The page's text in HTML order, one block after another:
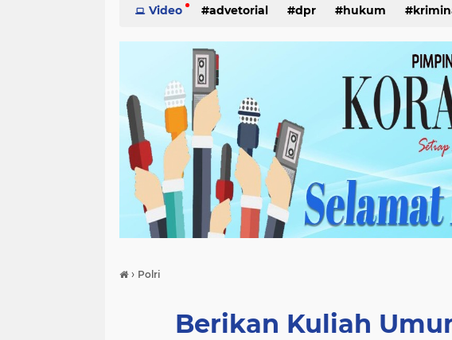
Video advetorial dpr hukum
› Polri
Berikan Kuliah